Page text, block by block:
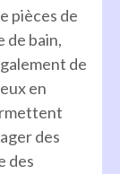
pièces de
de bain,
de
en
des
des